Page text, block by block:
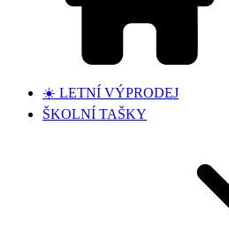
☀️ LETNÍ VÝPRODEJ
ŠKOLNÍ TAŠKY